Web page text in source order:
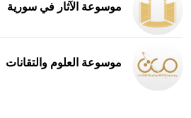
موسوعة الآثار في سورية
موسوعة العلوم والتقانات